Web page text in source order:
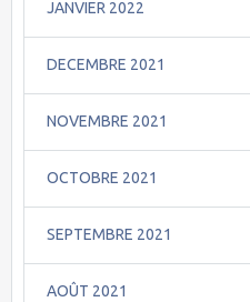
JANVIER 2022
DECEMBRE 2021
NOVEMBRE 2021
OCTOBRE 2021
SEPTEMBRE 2021
AOÛT 2021